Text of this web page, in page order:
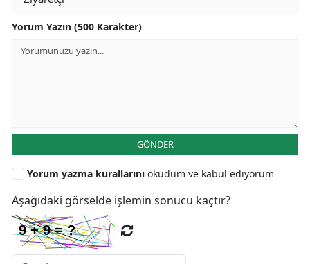
Yorum Yazın (500 Karakter)
GÖNDER
Yorum yazma kurallarını okudum ve kabul ediyorum
Aşağıdaki görselde işlemin sonucu kaçtır?